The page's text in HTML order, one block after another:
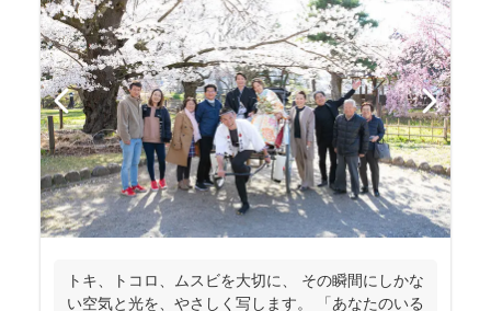
トキ、トコロ、ムスビを大切に、 その瞬間にしかな
い空気と光を、やさしく写します。 「あなたのいる